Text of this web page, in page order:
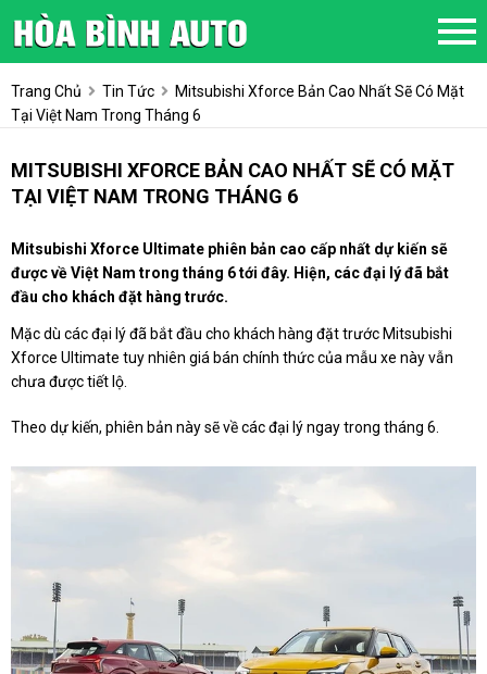
Trang Chủ Tin Tức
Mitsubishi Xforce Bản Cao Nhất Sẽ Có Mặt
Tại Việt Nam Trong Tháng 6
MITSUBISHI XFORCE BẢN CAO NHẤT SẼ CÓ MẶT
TẠI VIỆT NAM TRONG THÁNG 6
Mitsubishi Xforce Ultimate phiên bản cao cấp nhất dự kiến sẽ
được về Việt Nam trong tháng 6 tới đây. Hiện, các đại lý đã bắt
đầu cho khách đặt hàng trước.
Mặc dù các đại lý đã bắt đầu cho khách hàng đặt trước Mitsubishi
Xforce Ultimate tuy nhiên giá bán chính thức của mẫu xe này vẫn
chưa được tiết lộ.
Theo dự kiến, phiên bản này sẽ về các đại lý ngay trong tháng 6.